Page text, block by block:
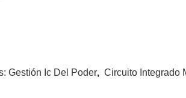
Gestión Ic Del Poder, Circuito Integrado